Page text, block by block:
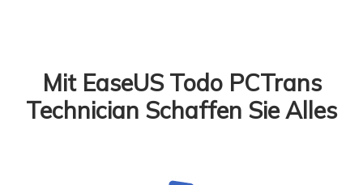
Mit EaseUS Todo PCTrans
Technician Schaffen Sie Alles